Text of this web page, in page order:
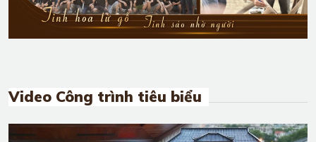
Nhà ống tân cổ điển 3 tầng siêu đẹp
Hiện nay nhà ống là một trong những loại hình nhà ở
1 3 4 5 6